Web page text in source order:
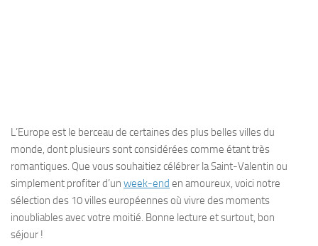
L’Europe est le berceau de certaines des plus belles villes du
monde, dont plusieurs sont considérées comme étant très
romantiques. Que vous souhaitiez célébrer la Saint-Valentin ou
simplement profiter d’un week-end en amoureux, voici notre
sélection des 10 villes européennes où vivre des moments
inoubliables avec votre moitié. Bonne lecture et surtout, bon
séjour !